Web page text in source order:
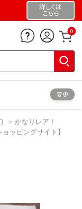
詳しくは
こちら
0
変更
かなりレア！
ッピングサイト】